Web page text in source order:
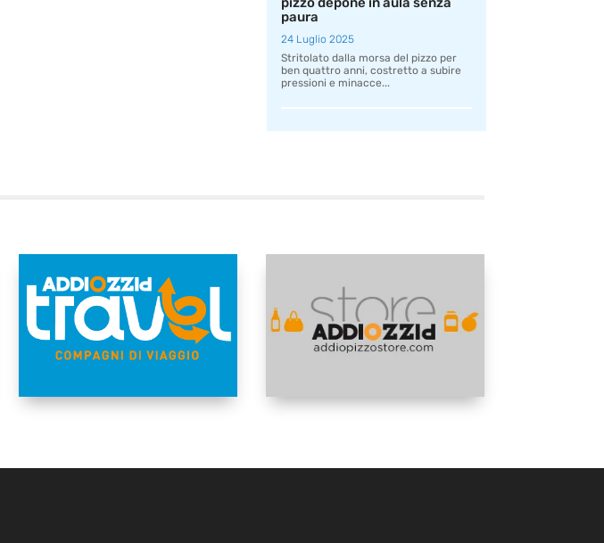
paura
24 Luglio 2025
Stritolato dalla morsa del pizzo per
ben quattro anni, costretto a subire
pressioni e minacce...